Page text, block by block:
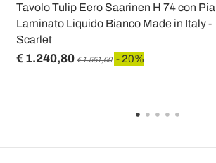
Tavolo Tulip Eero Saarinen H 74 con
Laminato Liquido Bianco Made in Italy -
Scarlet
€ 1.240,80 € 1.551,00 - 20%